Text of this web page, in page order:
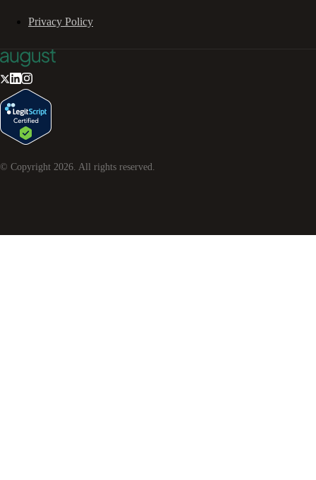
Privacy Policy
© Copyright 2026. All rights reserved.